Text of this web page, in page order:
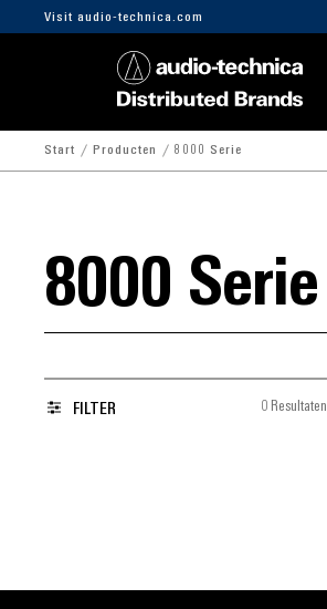
Visit audio-technica.com
Start Producten 8000 Serie
8000 Serie
FILTER 0 Resultaten